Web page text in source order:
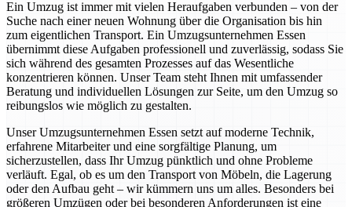
Ein Umzug ist immer mit vielen Heraufgaben verbunden – von der
Suche nach einer neuen Wohnung über die Organisation bis hin
zum eigentlichen Transport. Ein Umzugsunternehmen Essen
übernimmt diese Aufgaben professionell und zuverlässig, sodass Sie
sich während des gesamten Prozesses auf das Wesentliche
konzentrieren können. Unser Team steht Ihnen mit umfassender
Beratung und individuellen Lösungen zur Seite, um den Umzug so
reibungslos wie möglich zu gestalten.
Unser Umzugsunternehmen Essen setzt auf moderne Technik,
erfahrene Mitarbeiter und eine sorgfältige Planung, um
sicherzustellen, dass Ihr Umzug pünktlich und ohne Probleme
verläuft. Egal, ob es um den Transport von Möbeln, die Lagerung
oder den Aufbau geht – wir kümmern uns um alles. Besonders bei
größeren Umzügen oder bei besonderen Anforderungen ist eine